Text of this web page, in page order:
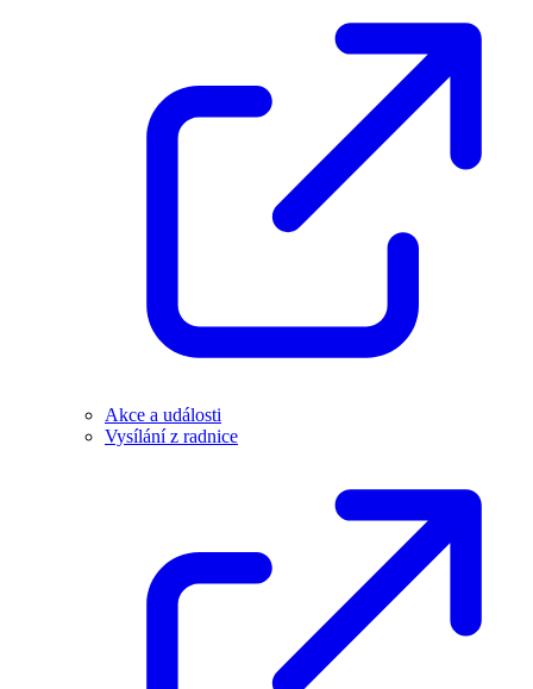
Akce a události
Vysílání z radnice